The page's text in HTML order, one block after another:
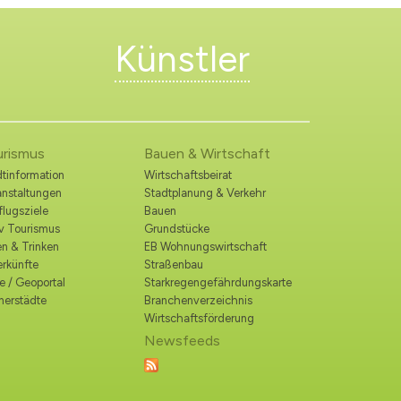
Künstler
Tourismus
& Trinken
/ Geoportal
Bauen & Wirtschaft
Wirtschaftsbeirat
Stadtplanung & Verkehr
Bauen
Grundstücke
EB Wohnungswirtschaft
Straßenbau
Starkregengefährdungskarte
Branchenverzeichnis
Wirtschaftsförderung
Newsfeeds